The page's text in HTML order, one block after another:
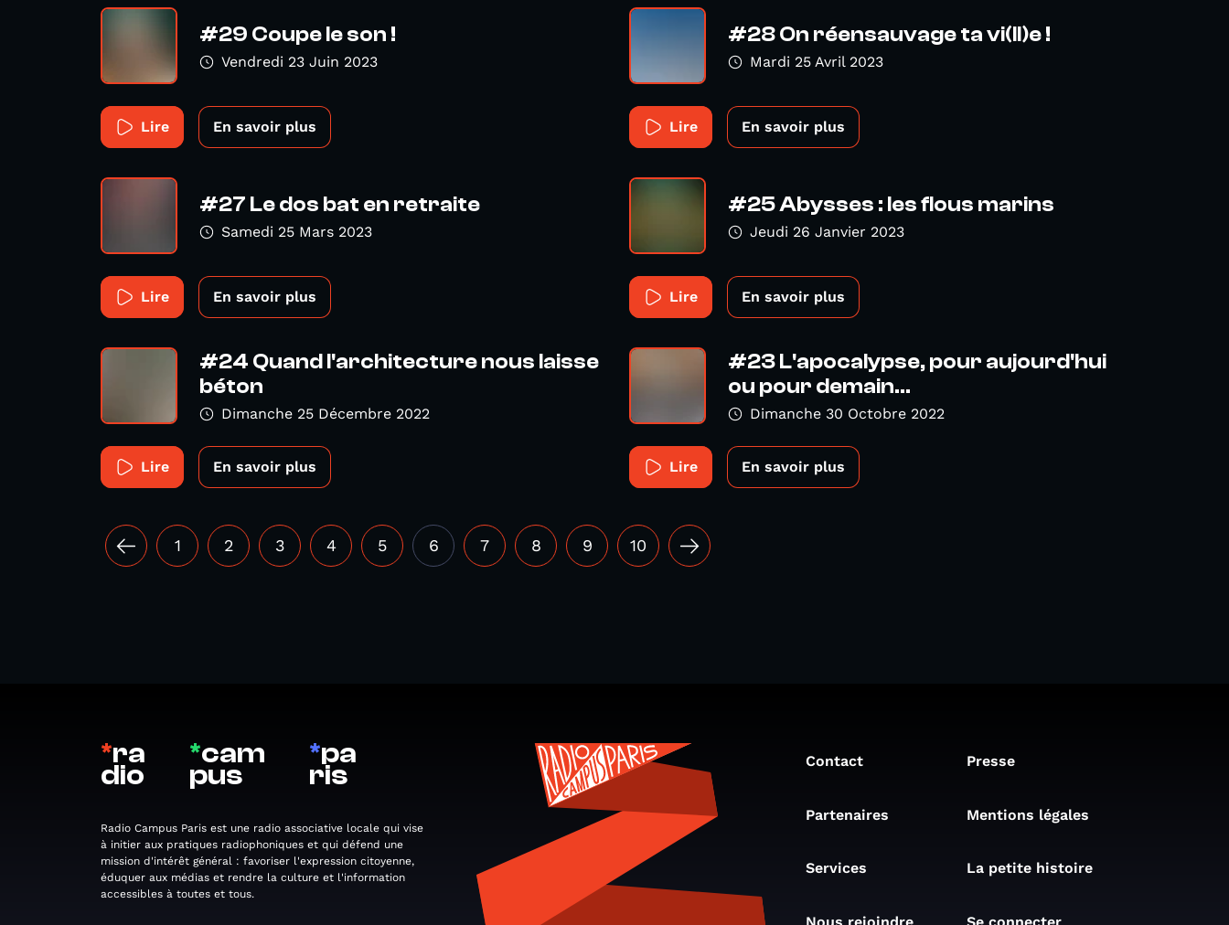
#29 Coupe le son !
Vendredi 23 Juin 2023
Lire En savoir plus
#28 On réensauvage ta vi(ll)e !
Mardi 25 Avril 2023
Lire En savoir plus
#27 Le dos bat en retraite
Samedi 25 Mars 2023
Lire En savoir plus
#25 Abysses : les flous marins
Jeudi 26 Janvier 2023
Lire En savoir plus
#24 Quand l'architecture nous laisse
béton
Dimanche 25 Décembre 2022
Lire En savoir plus
#23 L'apocalypse, pour aujourd'hui
ou pour demain...
Dimanche 30 Octobre 2022
Lire En savoir plus
1 2 3 4 5 6 7 8 9 10
*ra
dio
*cam
pus
*pa
ris
Radio Campus Paris est une radio associative locale qui vise
à initier aux pratiques radiophoniques et qui défend une
mission d'intérêt général : favoriser l'expression citoyenne,
éduquer aux médias et rendre la culture et l'information
accessibles à toutes et tous.
Contact Presse
Partenaires Mentions légales
Services La petite histoire